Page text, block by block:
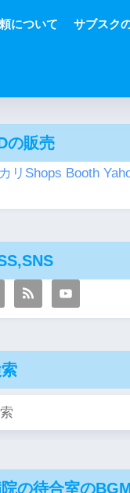
について サブスク
の販売
リShops Booth
の待合室の